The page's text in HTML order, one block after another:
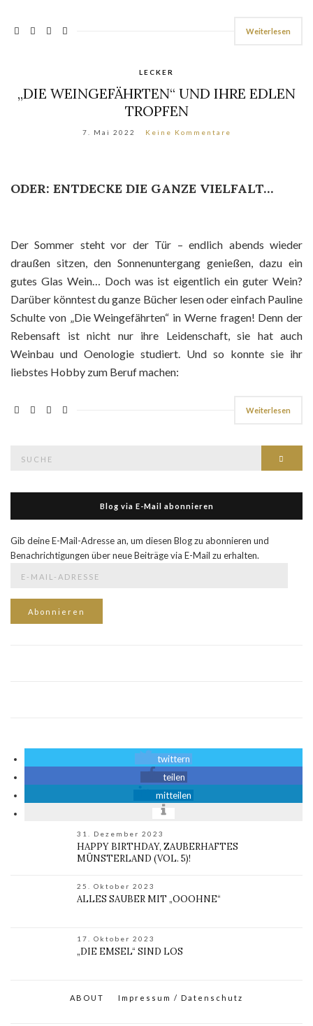
Weiterlesen
LECKER
„DIE WEINGEFÄHRTEN“ UND IHRE EDLEN
TROPFEN
7. Mai 2022 Keine Kommentare
ODER: ENTDECKE DIE GANZE VIELFALT…
Der Sommer steht vor der Tür – endlich abends wieder
draußen sitzen, den Sonnenuntergang genießen, dazu ein
gutes Glas Wein… Doch was ist eigentlich ein guter Wein?
Darüber könntest du ganze Bücher lesen oder einfach Pauline
Schulte von „Die Weingefährten“ in Werne fragen! Denn der
Rebensaft ist nicht nur ihre Leidenschaft, sie hat auch
Weinbau und Oenologie studiert. Und so konnte sie ihr
liebstes Hobby zum Beruf machen:
Weiterlesen
Blog via E-Mail abonnieren
Gib deine E-Mail-Adresse an, um diesen Blog zu abonnieren und
Benachrichtigungen über neue Beiträge via E-Mail zu erhalten.
Adresse
Abonnieren
twittern
teilen
mitteilen
31. Dezember 2023
HAPPY BIRTHDAY, ZAUBERHAFTES
MÜNSTERLAND (VOL. 5)!
25. Oktober 2023
ALLES SAUBER MIT „OOOHNE“
17. Oktober 2023
„DIE EMSEL“ SIND LOS
ABOUT Impressum / Datenschutz